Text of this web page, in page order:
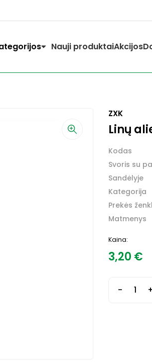
Nauji produktaiAkcijos
ZXK
Linų
Kodas
Svoris su
Sandėlyje
Kategorija
Prekės
Matmenys
Kaina:
3,20 €
- +